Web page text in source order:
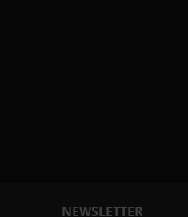
NEWSLETTER